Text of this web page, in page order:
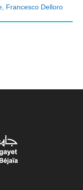
, Francesco Delloro